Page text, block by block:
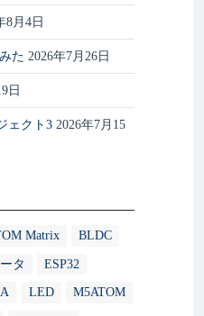
8月4日
た 2026年7月26日
日
ェクト3 2026年7月15
Matrix BLDC
タ ESP32
LED M5ATOM